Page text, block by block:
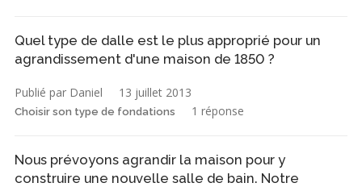
Quel type de dalle est le plus approprié pour un
agrandissement d'une maison de 1850 ?
Publié par Daniel 13 juillet 2013
Choisir son type de fondations 1 réponse
Nous prévoyons agrandir la maison pour y
construire une nouvelle salle de bain. Notre